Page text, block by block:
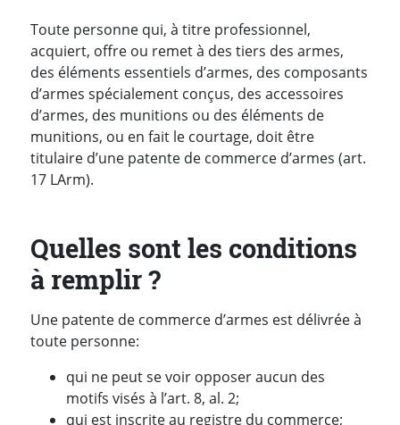
Introduction
Toute personne qui, à titre professionnel,
acquiert, offre ou remet à des tiers des armes,
des éléments essentiels d’armes, des composants
d’armes spécialement conçus, des accessoires
d’armes, des munitions ou des éléments de
munitions, ou en fait le courtage, doit être
titulaire d’une patente de commerce d’armes (art.
17 LArm).
Quelles sont les conditions
à remplir ?
Une patente de commerce d’armes est délivrée à
toute personne:
qui ne peut se voir opposer aucun des
motifs visés à l’art. 8, al. 2;
qui est inscrite au registre du commerce;